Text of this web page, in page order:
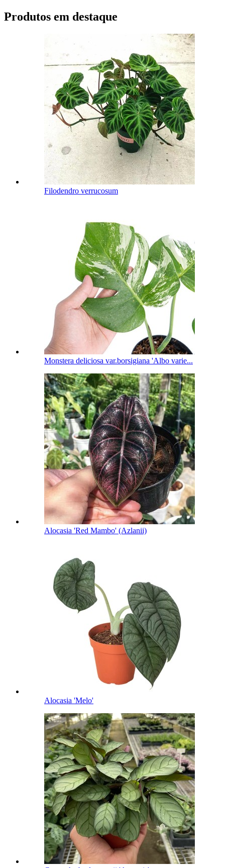
Produtos em destaque
Filodendro verrucosum
Monstera deliciosa var.borsigiana 'Albo varie...
Alocasia 'Red Mambo' (Azlanii)
Alocasia 'Melo'